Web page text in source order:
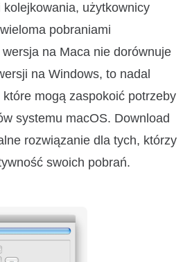
użytkownicy
pobraniami
na Maca nie dorównuje
na Windows, to nadal
mogą zaspokoić potrzeby
systemu macOS. Download
rozwiązanie dla tych, którzy
swoich pobrań.